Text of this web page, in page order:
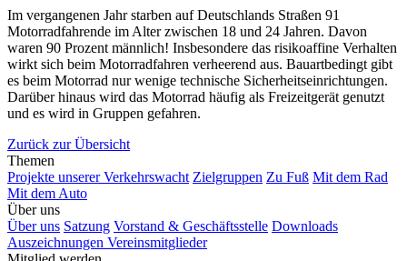
Im vergangenen Jahr starben auf Deutschlands Straßen 91
Motorradfahrende im Alter zwischen 18 und 24 Jahren. Davon
waren 90 Prozent männlich! Insbesondere das risikoaffine Verhalten
wirkt sich beim Motorradfahren verheerend aus. Bauartbedingt gibt
es beim Motorrad nur wenige technische Sicherheitseinrichtungen.
Darüber hinaus wird das Motorrad häufig als Freizeitgerät genutzt
und es wird in Gruppen gefahren.
Zurück zur Übersicht
Themen
Projekte unserer Verkehrswacht Zielgruppen Zu Fuß Mit dem Rad
Mit dem Auto
Über uns
Über uns Satzung Vorstand & Geschäftsstelle Downloads
Auszeichnungen Vereinsmitglieder